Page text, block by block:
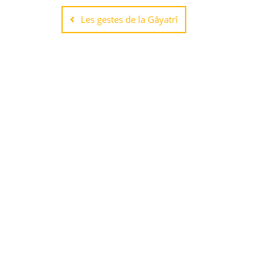
Les gestes de la Gâyatrî